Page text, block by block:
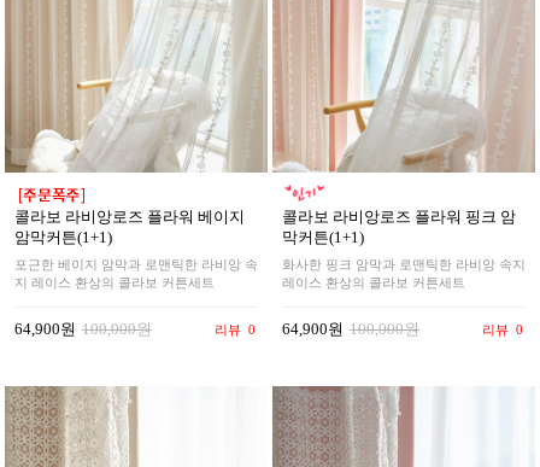
콜라보 라비앙로즈 플라워 베이지
암막커튼(1+1)
포근한 베이지 암막과 로맨틱한 라비앙 속
지 레이스 환상의 콜라보 커튼세트
64,900원 100,000원 리뷰 0
콜라보 라비앙로즈 플라워 핑크 암
막커튼(1+1)
화사한 핑크 암막과 로맨틱한 라비앙 속지
레이스 환상의 콜라보 커튼세트
64,900원 100,000원 리뷰 0